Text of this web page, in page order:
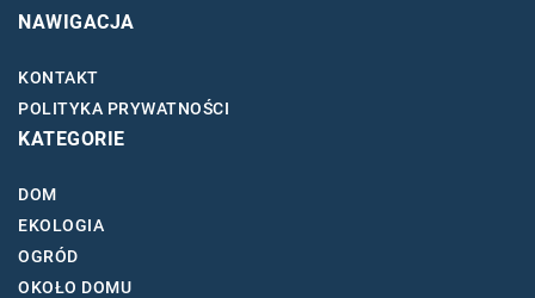
NAWIGACJA
KONTAKT
POLITYKA PRYWATNOŚCI
KATEGORIE
DOM
EKOLOGIA
OGRÓD
OKOŁO DOMU